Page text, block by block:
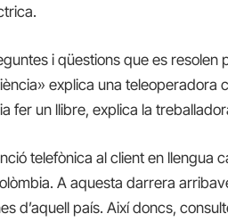
i qüestions que es resolen
explica una teleoperadora
fer un llibre, explica la
telefònica al client en llengua
A aquesta darrera
d’aquell país. Així doncs,